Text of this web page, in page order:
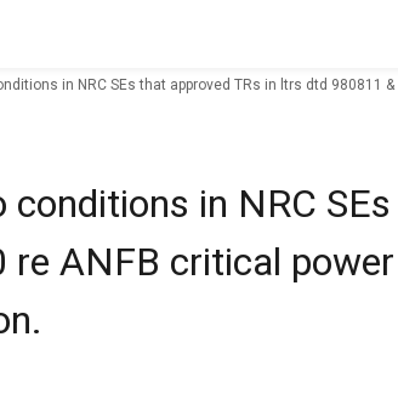
in NRC SEs that approved TRs in ltrs dtd 980811
in NRC
ANFB critical